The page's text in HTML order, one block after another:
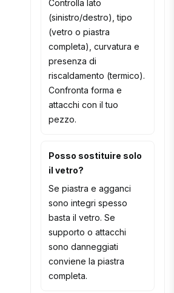
Controlla lato
(sinistro/destro), tipo
(vetro o piastra
completa), curvatura e
presenza di
riscaldamento (termico).
Confronta forma e
attacchi con il tuo
pezzo.
Posso sostituire solo
il vetro?
Se piastra e agganci
sono integri spesso
basta il vetro. Se
supporto o attacchi
sono danneggiati
conviene la piastra
completa.